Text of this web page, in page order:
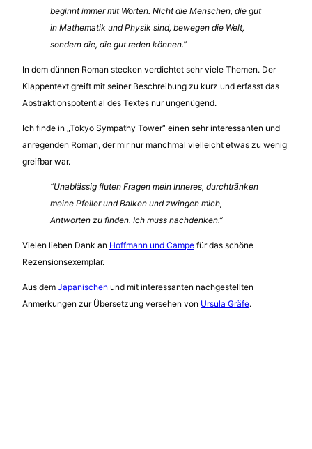
beginnt immer mit Worten. Nicht die Menschen, die gut
in Mathematik und Physik sind, bewegen die Welt,
sondern die, die gut reden können.”
In dem dünnen Roman stecken verdichtet sehr viele Themen. Der
Klappentext greift mit seiner Beschreibung zu kurz und erfasst das
Abstraktionspotential des Textes nur ungenügend.
Ich finde in „Tokyo Sympathy Tower“ einen sehr interessanten und
anregenden Roman, der mir nur manchmal vielleicht etwas zu wenig
greifbar war.
“Unablässig fluten Fragen mein Inneres, durchtränken
meine Pfeiler und Balken und zwingen mich,
Antworten zu finden. Ich muss nachdenken.”
Vielen lieben Dank an Hoffmann und Campe für das schöne
Rezensionsexemplar.
Aus dem Japanischen und mit interessanten nachgestellten
Anmerkungen zur Übersetzung versehen von Ursula Gräfe.